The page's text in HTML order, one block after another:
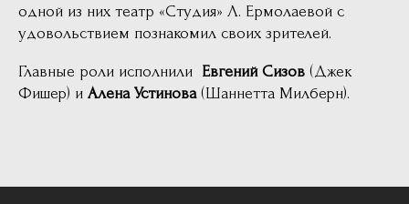
одной из них театр «Студия» Л. Ермолаевой с
удовольствием познакомил своих зрителей.
Главные роли исполнили Евгений Сизов (Джек
Фишер) и Алена Устинова(Шаннетта Милберн).